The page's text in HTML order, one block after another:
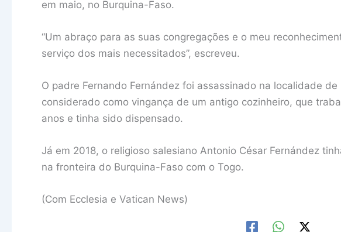
em maio, no Burquina-Faso.
“Um abraço para as suas congregações e o meu
serviço dos mais necessitados”, escreveu.
O padre Fernando Fernández foi assassinado na localidade
considerado como vingança de um antigo cozinheiro, que
anos e tinha sido dispensado.
Já em 2018, o religioso salesiano Antonio César Fernández
na fronteira do Burquina-Faso com o Togo.
(Com Ecclesia e Vatican News)